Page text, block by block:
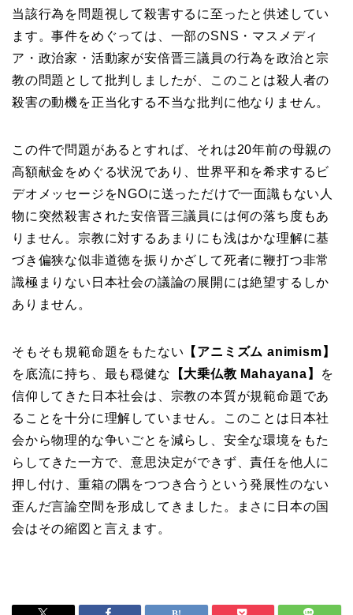
当該行為を問題視して殺害するに至ったと供述してい
ます。事件をめぐっては、一部のSNS・マスメディ
ア・政治家・活動家が安倍晋三議員の行為を政治と宗
教の問題として批判しましたが、このことは殺人者の
殺害の動機を正当化する不当な批判に他なりません。
この件で問題があるとすれば、それは20年前の母親の
高額献金をめぐる状況であり、世界平和を希求するビ
デオメッセージをNGOに送っただけで一面識もない人
物に突然殺害された安倍晋三議員には何の落ち度もあ
りません。宗教に対するあまりにも浅はかな理解に基
づき偏狭な似非道徳を振りかざして死者に鞭打つ非常
識極まりない日本社会の議論の展開には絶望するしか
ありません。
そもそも規範命題をもたない 【アニミズム animism】
を底流に持ち、最も穏健な 【大乗仏教 Mahayana】
を
信仰してきた日本社会は、宗教の本質が規範命題であ
ることを十分に理解していません。このことは日本社
会から物理的な争いごとを減らし、安全な環境をもた
らしてきた一方で、意思決定ができず、責任を他人に
押し付け、重箱の隅をつつき合うという発展性のない
歪んだ言論空間を形成してきました。まさに日本の国
会はその縮図と言えます。